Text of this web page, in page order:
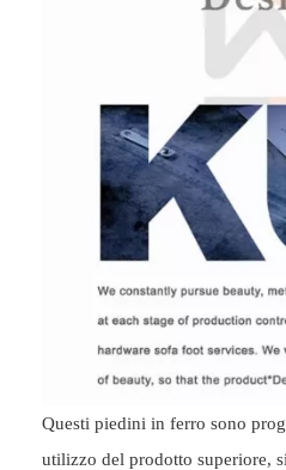
Questi piedini in ferro sono
utilizzo del prodotto superiore,